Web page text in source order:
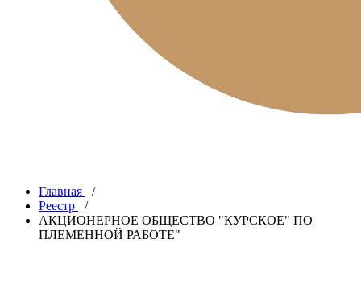
Главная
/
Реестр
/
АКЦИОНЕРНОЕ ОБЩЕСТВО "КУРСКОЕ" ПО
ПЛЕМЕННОЙ РАБОТЕ"